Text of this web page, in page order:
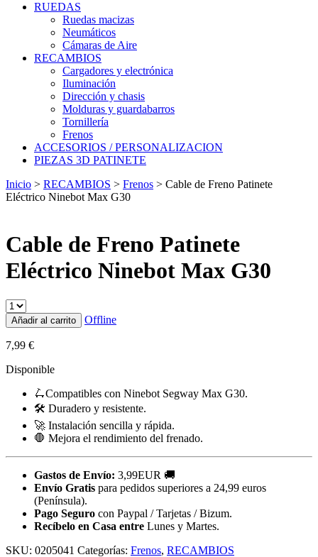
RUEDAS
Ruedas macizas
Neumáticos
Cámaras de Aire
RECAMBIOS
Cargadores y electrónica
Iluminación
Dirección y chasis
Molduras y guardabarros
Tornillería
Frenos
ACCESORIOS / PERSONALIZACION
PIEZAS 3D PATINETE
Inicio > RECAMBIOS > Frenos > Cable de Freno Patinete
Eléctrico Ninebot Max G30
Cable de Freno Patinete
Eléctrico Ninebot Max G30
Añadir al carrito Offline
7,99 €
Disponible
🛴Compatibles con Ninebot Segway Max G30.
🛠️ Duradero y resistente.
🚀 Instalación sencilla y rápida.
🛑 Mejora el rendimiento del frenado.
Gastos de Envío: 3,99EUR 🚚
Envío Gratis para pedidos superiores a 24,99 euros
(Península).
Pago Seguro con Paypal / Tarjetas / Bizum.
Recíbelo en Casa entre Lunes y Martes.
SKU: 0205041 Categorías: Frenos, RECAMBIOS